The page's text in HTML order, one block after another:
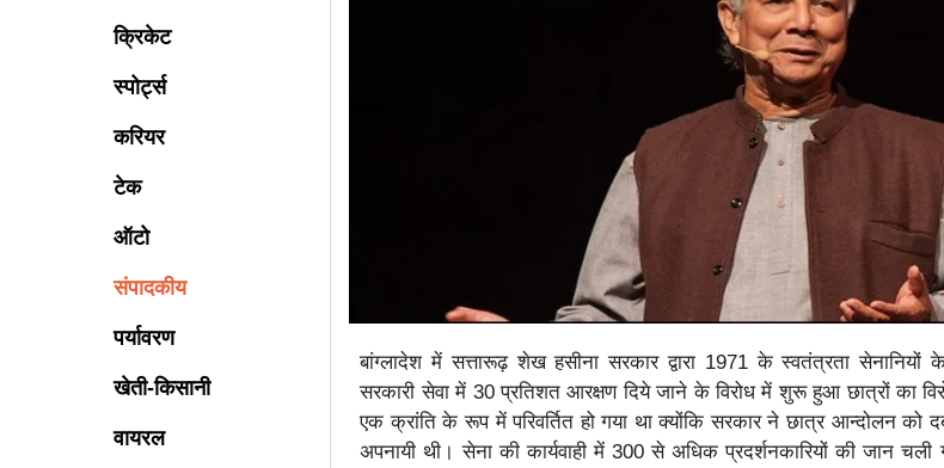
क्रिकेट
स्पोर्ट्स
करियर
टेक
ऑटो
संपादकीय
पर्यावरण
खेती-किसानी
वायरल
बांग्लादेश में सत्तारूढ़ शेख हसीना सरकार द्वारा 1971 के स्वतंत्रता सेनानियों के
सरकारी सेवा में 30 प्रतिशत आरक्षण दिये जाने के विरोध में शुरू हुआ छात्रों का
एक क्रांति के रूप में परिवर्तित हो गया था क्योंकि सरकार ने छात्र आन्दोलन को
अपनायी थी। सेना की कार्यवाही में 300 से अधिक प्रदर्शनकारियों की जान